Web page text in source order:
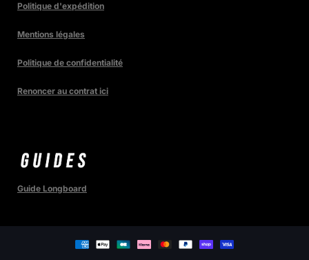
Politique d'expédition
Mentions légales
Politique de confidentialité
Renoncer au contrat ici
Guide Longboard